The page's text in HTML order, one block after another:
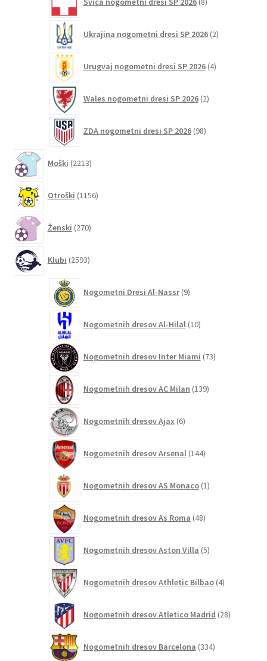
izdelkov
Ukrajina nogometni dresi SP 2026 2izdelka
Urugvaj nogometni dresi SP 2026 4izdelki
Wales nogometni dresi SP 2026 2izdelka
ZDA nogometni dresi SP 2026 98izdelkov
Moški 2213izdelkov
Otroški 1156izdelkov
Ženski 270izdelkov
Klubi 2593izdelkov
Nogometni Dresi Al-Nassr 9izdelkov
Nogometnih dresov Al-Hilal 10izdelkov
Nogometnih dresov Inter Miami 73izdelkov
Nogometnih dresov AC Milan 139izdelkov
Nogometnih dresov Ajax 6izdelkov
Nogometnih dresov Arsenal 144izdelkov
Nogometnih dresov AS Monaco 1izdelek
Nogometnih dresov As Roma 48izdelkov
Nogometnih dresov Aston Villa 5izdelkov
Nogometnih dresov Athletic Bilbao 4izdelki
Nogometnih dresov Atletico Madrid 28izdelkov
Nogometnih dresov Barcelona 334izdelkov